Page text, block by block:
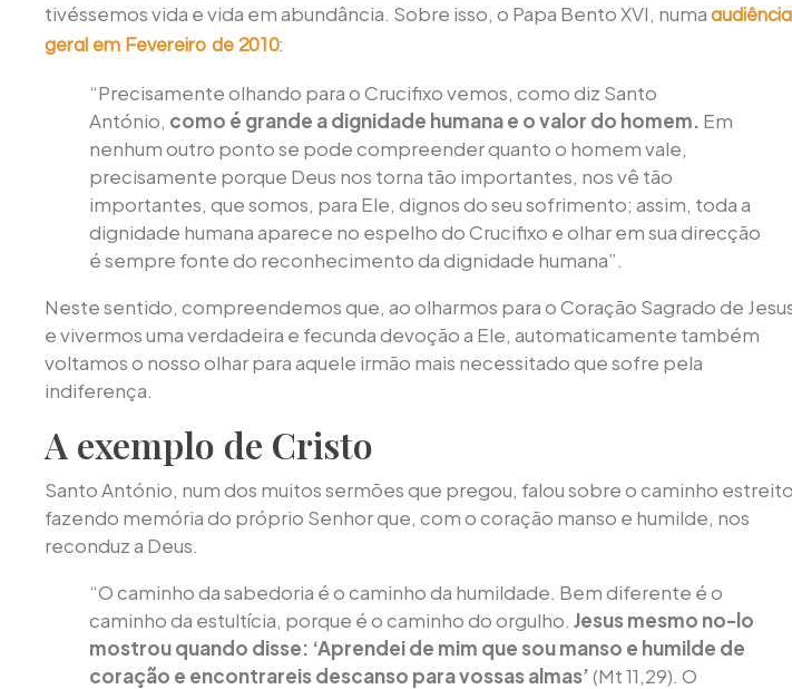
tivéssemos vida e vida em abundância. Sobre isso, o Papa Bento XVI, numa audiência
geral em Fevereiro de 2010:
“Precisamente olhando para o Crucifixo vemos, como diz Santo
António, como é grande a dignidade humana e o valor do homem. Em
nenhum outro ponto se pode compreender quanto o homem vale,
precisamente porque Deus nos torna tão importantes, nos vê tão
importantes, que somos, para Ele, dignos do seu sofrimento; assim, toda a
dignidade humana aparece no espelho do Crucifixo e olhar em sua direcção
é sempre fonte do reconhecimento da dignidade humana”.
Neste sentido, compreendemos que, ao olharmos para o Coração Sagrado de
e vivermos uma verdadeira e fecunda devoção a Ele, automaticamente também
voltamos o nosso olhar para aquele irmão mais necessitado que sofre pela
indiferença.
A exemplo de Cristo
Santo António, num dos muitos sermões que pregou, falou sobre o caminho
fazendo memória do próprio Senhor que, com o coração manso e humilde, nos
reconduz a Deus.
“O caminho da sabedoria é o caminho da humildade. Bem diferente é o
caminho da estultícia, porque é o caminho do orgulho. Jesus mesmo no-lo
mostrou quando disse: ‘Aprendei de mim que sou manso e humilde de
coração e encontrareis descanso para vossas almas’(Mt 11,29). O